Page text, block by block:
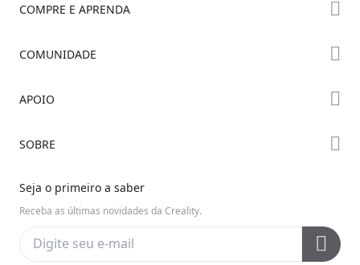
COMPRE E APRENDA
Série Ender
COMUNIDADE
Discord
APOIO
Central de Ajuda
Central de Vídeos
Pós-venda
SOBRE
Fale Conosco
Política de Privacidade
Seja o primeiro a saber
Receba as últimas novidades da Creality.